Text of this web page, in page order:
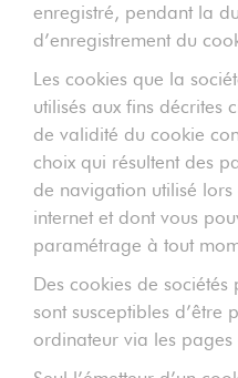
enregistré, pendant la
d’enregistrement du
Les cookies que la
utilisés aux fins décrites
de validité du cookie
choix qui résultent des
de navigation utilisé
internet et dont vous
paramétrage à tout
Des cookies de sociétés
sont susceptibles d’être
ordinateur via les pages